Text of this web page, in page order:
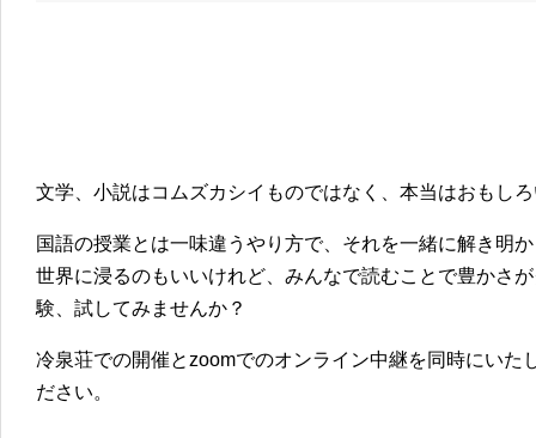
文学、小説はコムズカシイものではなく、本当はおもし
国語の授業とは一味違うやり方で、それを一緒に解き明
世界に浸るのもいいけれど、みんなで読むことで豊かさ
験、試してみませんか？
冷泉荘での開催とzoomでのオンライン中継を同時にいた
ださい。